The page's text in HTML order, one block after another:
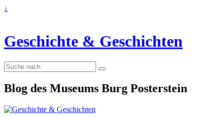
↓
Geschichte & Geschichten
Suche
nach:
Blog des Museums Burg Posterstein